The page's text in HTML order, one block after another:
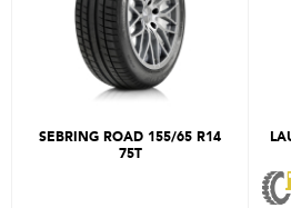
SEBRING ROAD 155/65 R14
75T